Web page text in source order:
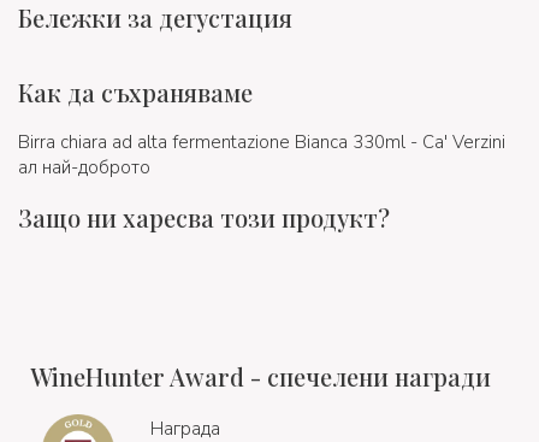
Бележки за дегустация
Как да съхраняваме
Birra chiara ad alta fermentazione Bianca 330ml - Ca' Verzini
ал най-доброто
Защо ни харесва този продукт?
WineHunter Award - спечелени награди
Награда